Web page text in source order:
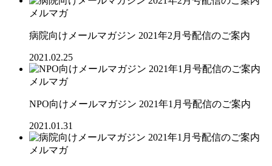
メルマガ
病院向けメールマガジン 2021年2月号配信のご案内
2021.02.25
メルマガ
NPO向けメールマガジン 2021年1月号配信のご案内
2021.01.31
メルマガ